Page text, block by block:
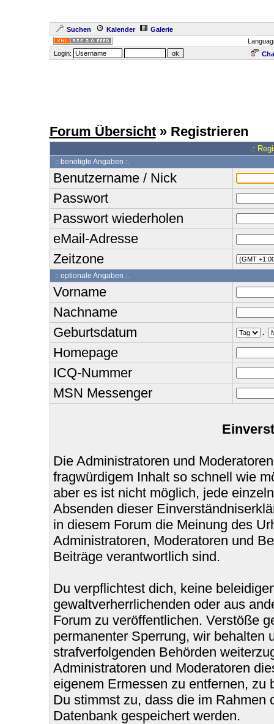
Suchen Kalender
Galerie
Login:
Forum Übersicht» Registrieren
.:
:: benötigte Angaben :.
Benutzername / Nick
Passwort
Passwort wiederholen
eMail-Adresse
Zeitzone
:: optionale Angaben :.
Vorname
Nachname
Geburtsdatum
.
Homepage
ICQ-Nummer
MSN Messenger
Die Administratoren und
fragwürdigem Inhalt so schnell wie
aber es ist nicht möglich, jede
Absenden dieser
in diesem Forum die Meinung des
Administratoren, Moderatoren und
Beiträge verantwortlich sind.
Du verpflichtest dich, keine
gewaltverherrlichenden oder aus
Forum zu veröffentlichen. Verstöße
permanenter Sperrung, wir behalten
strafverfolgenden Behörden
Administratoren und Moderatoren
eigenem Ermessen zu entfernen, zu
Du stimmst zu, dass die im Rahmen
Datenbank gespeichert werden.